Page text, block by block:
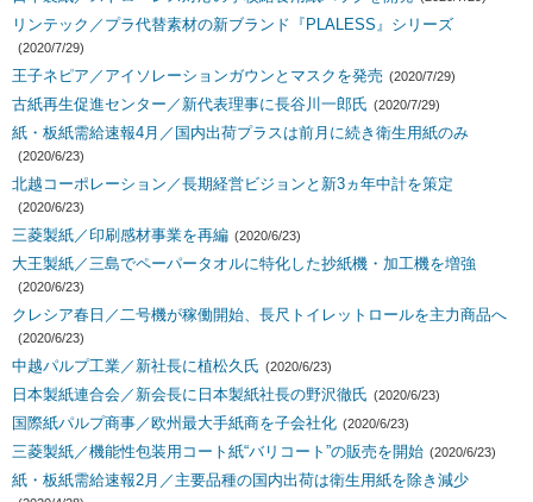
リンテック／プラ代替素材の新ブランド『PLALESS』シリーズ
(2020/7/29)
王子ネピア／アイソレーションガウンとマスクを発売 (2020/7/29)
古紙再生促進センター／新代表理事に長谷川一郎氏 (2020/7/29)
紙・板紙需給速報4月／国内出荷プラスは前月に続き衛生用紙のみ
(2020/6/23)
北越コーポレーション／長期経営ビジョンと新3ヵ年中計を策定
(2020/6/23)
三菱製紙／印刷感材事業を再編 (2020/6/23)
大王製紙／三島でペーパータオルに特化した抄紙機・加工機を増強
(2020/6/23)
クレシア春日／二号機が稼働開始、長尺トイレットロールを主力商品へ
(2020/6/23)
中越パルプ工業／新社長に植松久氏 (2020/6/23)
日本製紙連合会／新会長に日本製紙社長の野沢徹氏 (2020/6/23)
国際紙パルプ商事／欧州最大手紙商を子会社化 (2020/6/23)
三菱製紙／機能性包装用コート紙“バリコート”の販売を開始 (2020/6/23)
紙・板紙需給速報2月／主要品種の国内出荷は衛生用紙を除き減少